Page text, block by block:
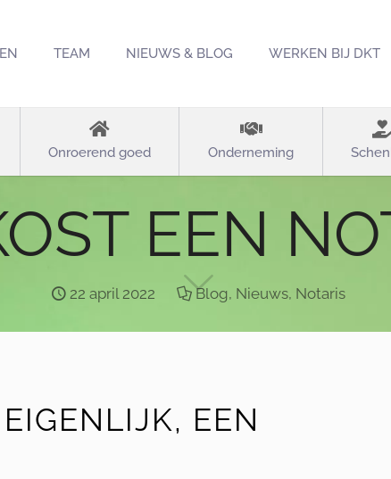
TEAM NIEUWS & BLOG WERKEN BIJ DKT
Onroerend goed Onderneming
EEN
22 april 2022 Blog, Nieuws, Notaris
EEN